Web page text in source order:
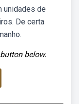
unidades de
De certa
below.